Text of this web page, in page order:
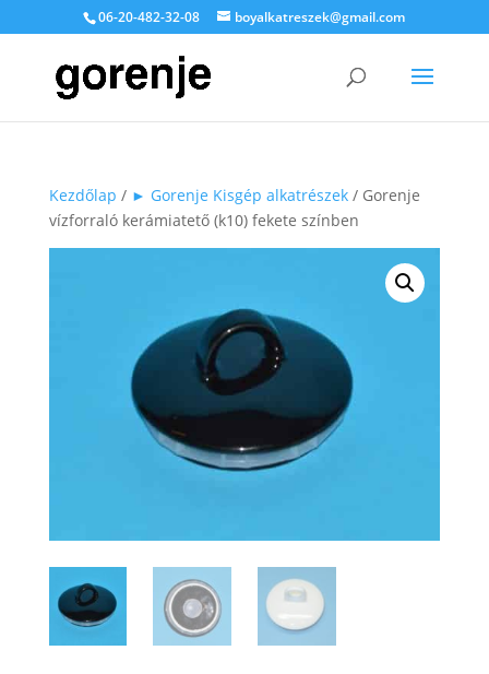
06-20-482-32-08 boyalkatreszek@gmail.com
Kezdőlap / ► Gorenje Kisgép alkatrészek/ Gorenje
vízforraló kerámiatető (k10) fekete színben